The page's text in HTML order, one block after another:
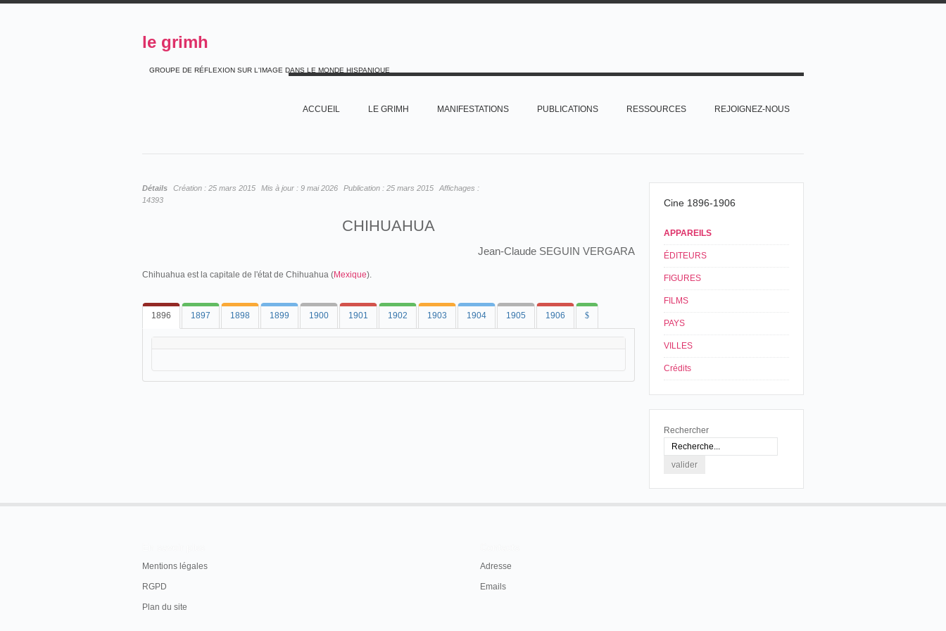
le grimh
GROUPE DE RÉFLEXION SUR L'IMAGE DANS LE MONDE HISPANIQUE
ACCUEIL LE GRIMH MANIFESTATIONS PUBLICATIONS RESSOURCES REJOIGNEZ-NOUS
Détails Création : 25 mars 2015 Mis à jour : 9 mai 2026 Publication : 25 mars 2015
Affichages :
14393
CHIHUAHUA
Jean-Claude SEGUIN VERGARA
Chihuahua est la capitale de l'état de Chihuahua (Mexique).
1896 1897 1898 1899 1900 1901 1902 1903 1904 1905 1906 $
Cine 1896-1906
APPAREILS
ÉDITEURS
FIGURES
FILMS
PAYS
VILLES
Crédits
Rechercher
Mentions légales
RGPD
Plan du site
Adresse
Emails